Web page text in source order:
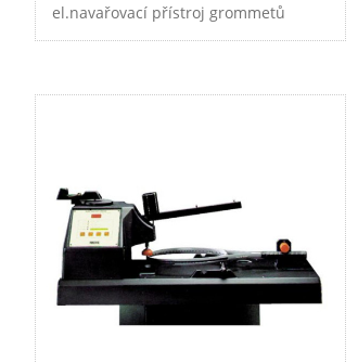
el.navařovací přístroj grommetů
PACIFIC